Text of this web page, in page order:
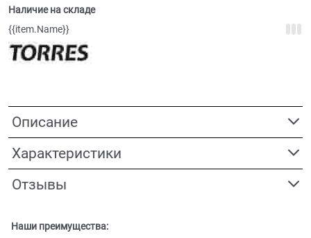
Наличие на складе
{{item.Name}}
Описание
Характеристики
Отзывы
Наши преимущества: